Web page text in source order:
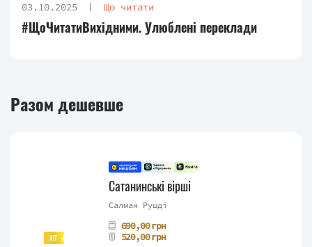
03.10.2025 Що читати
#ЩоЧитатиВихідними. Улюблені переклади
Разом дешевше
ХІТ
Сатанинські вірші
Салман Рушді
690,00 грн
520,00 грн